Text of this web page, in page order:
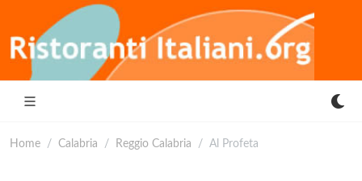
Home Calabria Reggio Calabria Al Profeta